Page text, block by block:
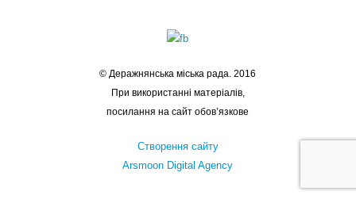
© Деражнянська міська рада. 2016
При використанні матеріалів,
посилання на сайт обов’язкове
Створення сайту
Arsmoon Digital Agency